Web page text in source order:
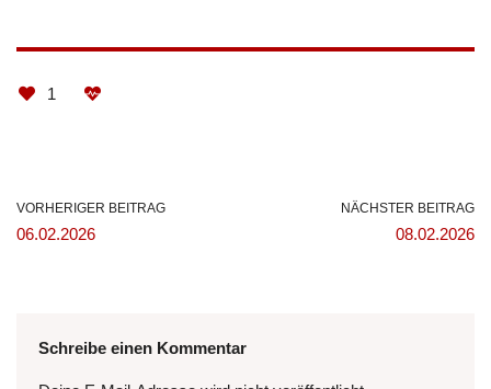
1
VORHERIGER BEITRAG
06.02.2026
NÄCHSTER BEITRAG
08.02.2026
Schreibe einen Kommentar